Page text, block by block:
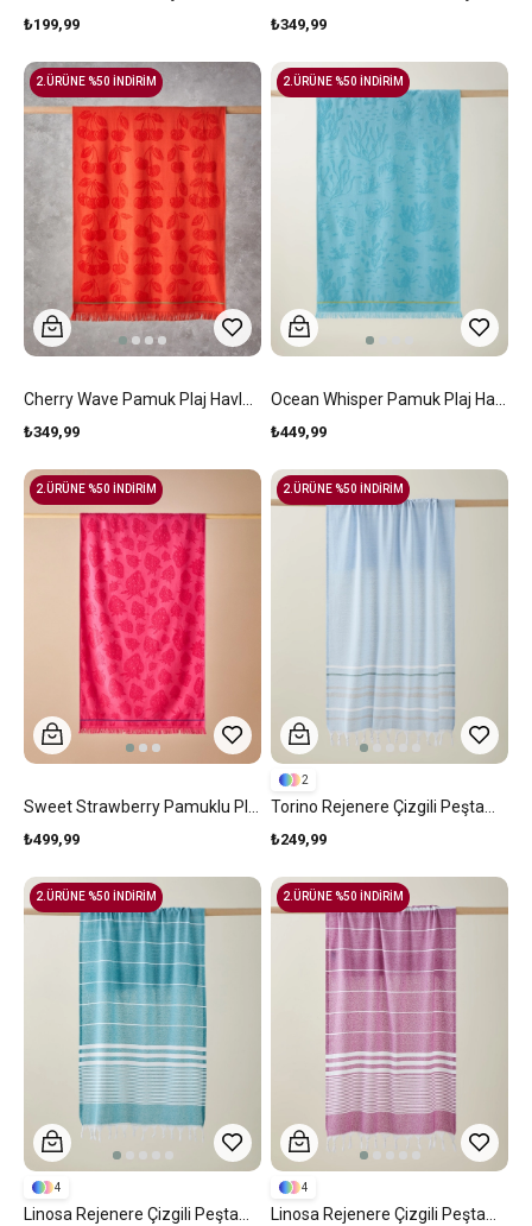
₺199,99 ₺349,99
₺349,99
2.ÜRÜNE %50 İNDİRİM
₺449,99
2.ÜRÜNE %50 İNDİRİM
₺499,99
2.ÜRÜNE %50 İNDİRİM
₺249,99
2
2.ÜRÜNE %50 İNDİRİM
4
2.ÜRÜNE %50 İNDİRİM
4
2.ÜRÜNE %50 İNDİRİM